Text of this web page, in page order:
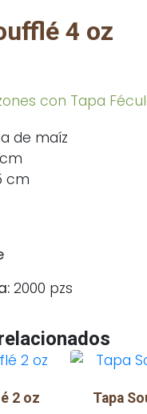
4 oz
con Tapa
de maíz
cm
2000 pzs
2 oz Tapa